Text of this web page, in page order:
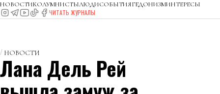
НОВОСТИКОЛУМНИСТЫЛЮДИСОБЫТИЯГЕДОНИЗМИНТЕРЕСЫ
ЧИТАТЬ ЖУРНАЛЫ
НОВОСТИ
Лана Дель Рей